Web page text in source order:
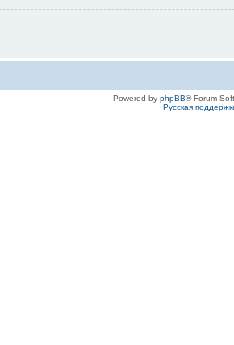
Powered by phpBB® Forum
Русская